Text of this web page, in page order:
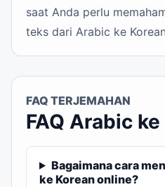
saat Anda perlu
teks dari Arabic ke
FAQ TERJEMAHAN
FAQ Arabic
Bagaimana cara
ke Korean online?